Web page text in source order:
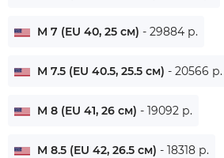
M 7 (EU 40, 25 см) - 29884 р.
M 7.5 (EU 40.5, 25.5 см) - 20566 р.
M 8 (EU 41, 26 см) - 19092 р.
M 8.5 (EU 42, 26.5 см) - 18318 р.